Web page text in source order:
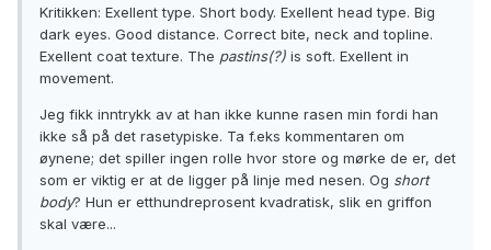
Kritikken: Exellent type. Short body. Exellent head type. Big
dark eyes. Good distance. Correct bite, neck and topline.
Exellent coat texture. The pastins(?) is soft. Exellent in
movement.
Jeg fikk inntrykk av at han ikke kunne rasen min fordi han
ikke så på det rasetypiske. Ta f.eks kommentaren om
øynene; det spiller ingen rolle hvor store og mørke de er, det
som er viktig er at de ligger på linje med nesen. Og short
body? Hun er etthundreprosent kvadratisk, slik en griffon
skal være...